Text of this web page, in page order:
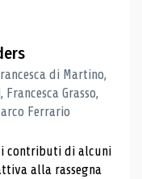
di Martino,
Grasso,
Ferrario
i contributi di alcuni
alla rassegna